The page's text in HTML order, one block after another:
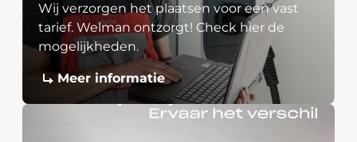
Wij verzorgen het plaatsen voor een vast
tarief. Welman ontzorgt! Check hier de
mogelijkheden.
Meer informatie